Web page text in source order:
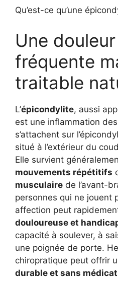
Qu’est-ce qu’une
Une
fréquente
traitable
L’épicondylite, aussi
est une inflammation
s’attachent sur
situé à l’extérieur du
Elle survient
mouvements répétitifs
musculaire de l’avant-
personnes qui ne jouent
affection peut
douloureuse et
capacité à soulever, à
une poignée de porte.
chiropratique peut offrir
durable et sans